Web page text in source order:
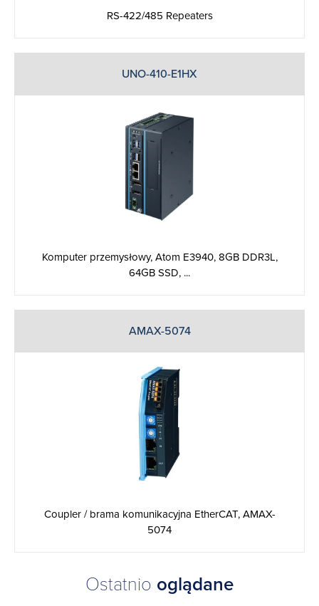
RS-422/485 Repeaters
UNO-410-E1HX
Komputer przemysłowy, Atom E3940, 8GB DDR3L,
64GB SSD, ...
AMAX-5074
Coupler / brama komunikacyjna EtherCAT, AMAX-
5074
Ostatnio oglądane